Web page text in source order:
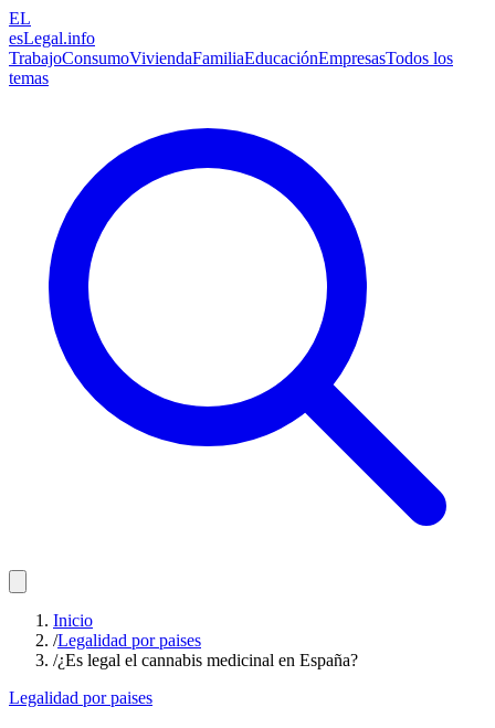
EL
esLegal.info
TrabajoConsumoViviendaFamiliaEducaciónEmpresasTodos los
temas
Inicio
/Legalidad por paises
/¿Es legal el cannabis medicinal en España?
Legalidad por paises